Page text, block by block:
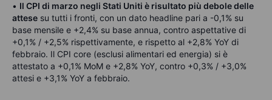
• Il CPI di marzo negli Stati Uniti è risultato più debole delle
attese su tutti i fronti, con un dato headline pari a -0,1% su
base mensile e +2,4% su base annua, contro aspettative di
+0,1% / +2,5% rispettivamente, e rispetto al +2,8% YoY di
febbraio. Il CPI core (esclusi alimentari ed energia) si è
attestato a +0,1% MoM e +2,8% YoY, contro +0,3% / +3,0%
attesi e +3,1% YoY a febbraio.